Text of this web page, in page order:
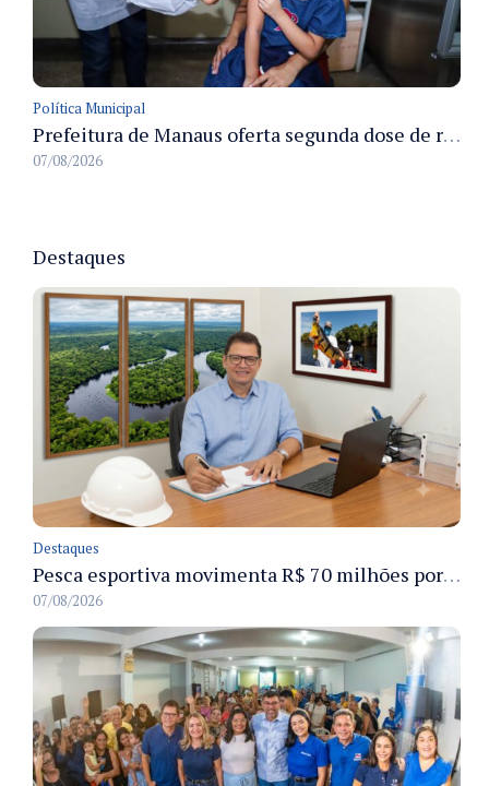
Política Municipal
Prefeitura de Manaus oferta segunda dose de reforço da vacina contra a poliomielite para crianças de 4 anos durante Campanha de Multivacinação 2026
07/08/2026
Destaques
Destaques
Pesca esportiva movimenta R$ 70 milhões por ano e ganha espaço na economia sustentável do Amazonas
07/08/2026